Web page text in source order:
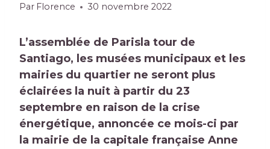
Par Florence 30 novembre 2022
L’assemblée de Parisla tour de
Santiago, les musées municipaux et les
mairies du quartier ne seront plus
éclairées la nuit à partir du 23
septembre en raison de la crise
énergétique, annoncée ce mois-ci par
la mairie de la capitale française Anne